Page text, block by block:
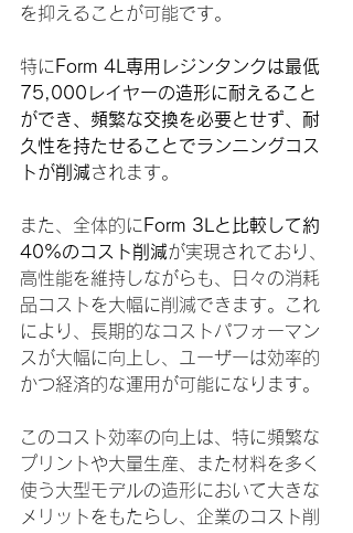
を抑えることが可能です。
特に Form 4L専用レジンタンクは最低
75,000レイヤーの造形に耐えること
ができ、頻繁な交換を必要とせず、耐
久性を持たせることでランニングコス
トが削減されます。
また、全体的に Form 3Lと比較して約
40%のコスト削減が実現されており、
高性能を維持しながらも、日々の消耗
品コストを大幅に削減できます。これ
により、長期的なコストパフォーマン
スが大幅に向上し、ユーザーは効率的
かつ経済的な運用が可能になります。
このコスト効率の向上は、特に頻繁な
プリントや大量生産、また材料を多く
使う大型モデルの造形において大きな
メリットをもたらし、企業のコスト削